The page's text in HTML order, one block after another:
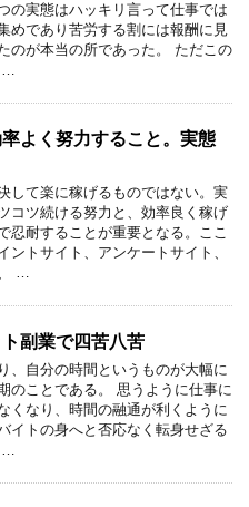
の実態はハッキリ言って仕事では
めであり苦労する割には報酬に見
のが本当の所であった。 ただこの
…
よく努力すること。実態
して楽に稼げるものではない。実
コツ続ける努力と、効率良く稼げ
忍耐することが重要となる。ここ
ントサイト、アンケートサイト、
…
副業で四苦八苦
、自分の時間というものが大幅に
のことである。 思うように仕事に
くなり、時間の融通が利くように
イトの身へと否応なく転身せざる
…